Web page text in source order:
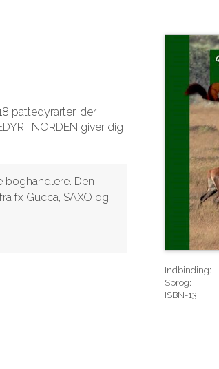
Indbinding:
Sprog:
ISBN-13:
pattedyrarter, der
I NORDEN giver dig
boghandlere. Den
fx Gucca, SAXO og